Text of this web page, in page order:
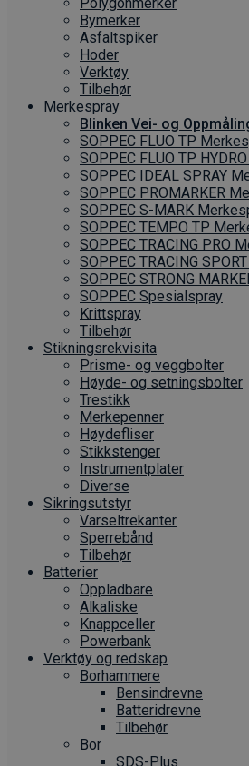
Bymerker
Asfaltspiker
Hoder
Verktøy
Tilbehør
Merkespray
Blinken Vei- og
SOPPEC FLUO TP
SOPPEC FLUO TP
SOPPEC IDEAL SPRAY
SOPPEC PROMARKER
SOPPEC S-MARK
SOPPEC TEMPO TP
SOPPEC TRACING PRO
SOPPEC TRACING
SOPPEC STRONG
SOPPEC Spesialspray
Krittspray
Tilbehør
Stikningsrekvisita
Prisme- og veggbolter
Høyde- og setningsbolter
Trestikk
Merkepenner
Høydefliser
Stikkstenger
Instrumentplater
Diverse
Sikringsutstyr
Varseltrekanter
Sperrebånd
Tilbehør
Batterier
Oppladbare
Alkaliske
Knappceller
Powerbank
Verktøy og redskap
Borhammere
Bensindrevne
Batteridrevne
Tilbehør
Bor
SDS-Plus